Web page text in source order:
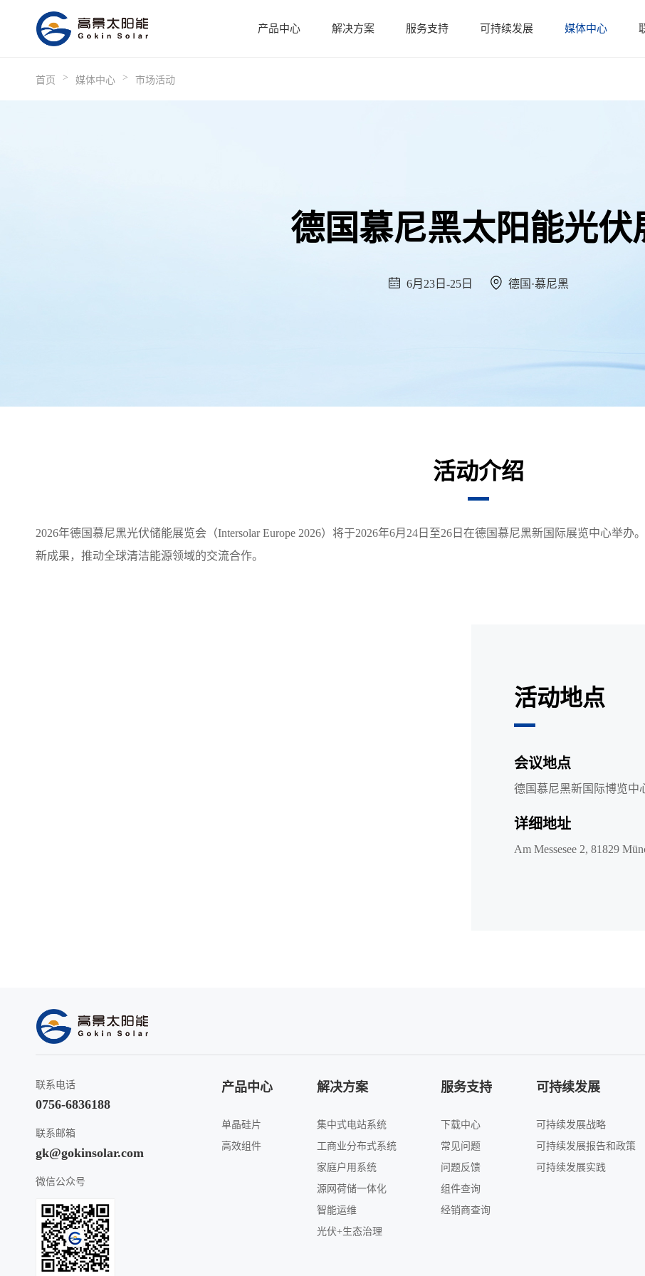
产品中心 解决方案 服务支持 可持续发展 媒体中心
首页 > 媒体中心 > 市场活动
德国慕尼黑太阳能光伏
6月23日-25日 德国·慕尼黑
活动介绍
2026年德国慕尼黑光伏储能展览会（Intersolar Europe 2026）将于2026年6月24日至26日在德国慕尼黑新国际展览中心举
新成果，推动全球清洁能源领域的交流合作。
活动地点
会议地点
德国慕尼黑新国际博览中
详细地址
Am Messesee 2, 81829
联系电话
0756-6836188
联系邮箱
gk@gokinsolar.com
微信公众号
产品中心
单晶硅片
高效组件
解决方案
集中式电站系统
工商业分布式系统
家庭户用系统
源网荷储一体化
智能运维
光伏+生态治理
服务支持
下载中心
常见问题
问题反馈
组件查询
经销商查询
可持续发展
可持续发展战略
可持续发展报告和政策
可持续发展实践